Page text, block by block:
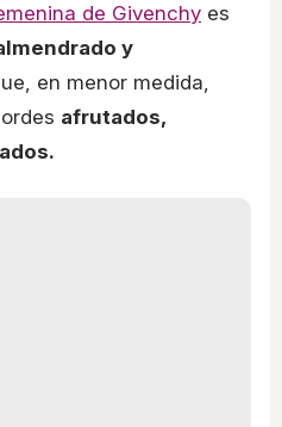
de Givenchy es
y
en menor medida,
afrutados,